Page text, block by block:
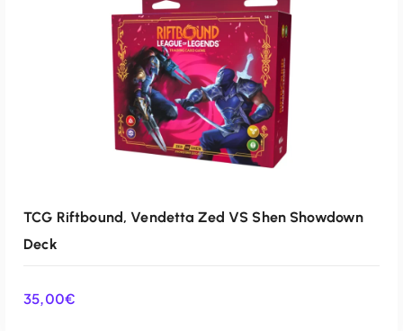
TCG Riftbound, Vendetta Zed VS Shen Showdown
Deck
35,00€